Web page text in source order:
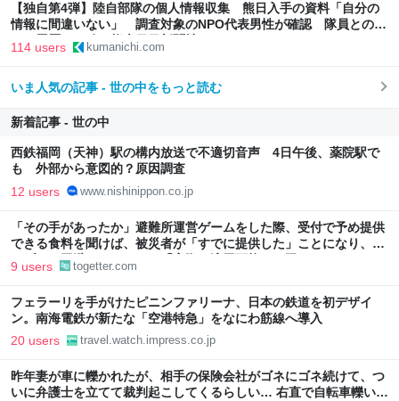
【独自第4弾】陸自部隊の個人情報収集 熊日入手の資料「自分の
情報に間違いない」 調査対象のNPO代表男性が確認 隊員とのメ
ール履歴も一致｜熊本日日新聞社
114 users kumanichi.com
いま人気の記事 - 世の中をもっと読む
新着記事 - 世の中
西鉄福岡（天神）駅の構内放送で不適切音声 4日午後、薬院駅で
も 外部から意図的？原因調査
12 users www.nishinippon.co.jp
「その手があったか」避難所運営ゲームをした際、受付で予め提供
できる食料を聞けば、被災者が「すでに提供した」ことになり、ト
ラブルを回避できた、ただ「実際に適用可能とは限らない」かも
9 users togetter.com
フェラーリを手がけたピニンファリーナ、日本の鉄道を初デザイ
ン。南海電鉄が新たな「空港特急」をなにわ筋線へ導入
20 users travel.watch.impress.co.jp
昨年妻が車に轢かれたが、相手の保険会社がゴネにゴネ続けて、つ
いに弁護士を立てて裁判起こしてくるらしい… 右直で自転車轢いて